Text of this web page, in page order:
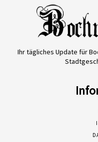
Ihr tägliches Update für